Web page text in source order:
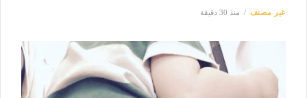
غير مصنف منذ 30 دقيقة